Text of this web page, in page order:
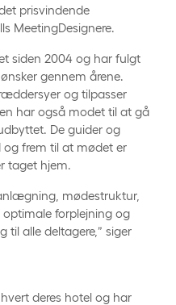
prisvindende
MeetingDesignere.
siden 2004 og har fulgt
gennem årene.
og tilpasser
har også modet til at gå
De guider og
og frem til at mødet er
taget hjem.
mødestruktur,
forplejning og
alle deltagere,” siger
deres hotel og har